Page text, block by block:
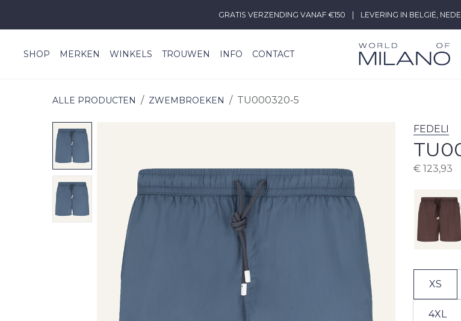
GRATIS VERZENDING VANAF €150 LEVERING IN BELGIË,
SHOP MERKEN WINKELS TROUWEN INFO CONTACT
ALLE PRODUCTEN ZWEMBROEKEN TU000320-5
FEDELI
€ 123,93
XS
4XL